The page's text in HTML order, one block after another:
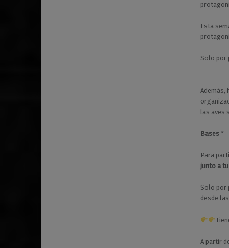
Esta
Solo por
Además,
las aves
Bases*
Para
junto a
Solo por
desde
A partir